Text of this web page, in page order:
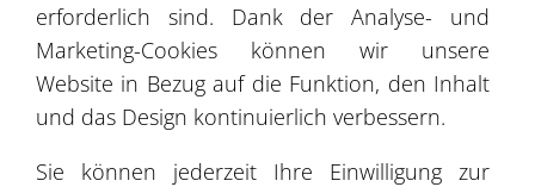
4
Leaflet| ©OpenStreetMap©CartoDB
erforderlich sind. Dank der Analyse- und
Marketing-Cookies können wir unsere
Website in Bezug auf die Funktion, den Inhalt
und das Design kontinuierlich verbessern.
Sie können jederzeit Ihre Einwilligung zur